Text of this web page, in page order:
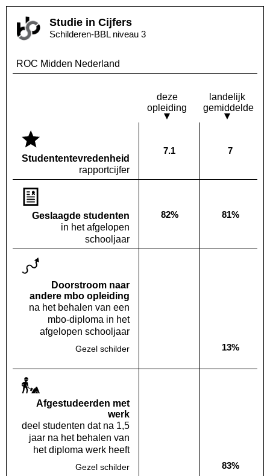
Studie in Cijfers
Schilderen-BBL niveau 3
ROC Midden Nederland
deze
opleiding
landelijk
gemiddelde
Studenten­tevredenheid
rapportcijfer
Deze opleiding:
7.1 Landelijk
7
Geslaagde studenten
in het afgelopen
schooljaar
Deze opleiding:
82% Landelijk
81%
Doorstroom naar
andere mbo opleiding
na het behalen van een
mbo-diploma in het
afgelopen schooljaar
Gezel schilder Deze opleiding:
Geen waarde bekendLandelijk
13%
Af­gestudeerden met
werk
deel studenten dat na 1,5
jaar na het behalen van
het diploma werk heeft
Gezel schilder Deze opleiding:
Geen waarde bekendLandelijk
83%